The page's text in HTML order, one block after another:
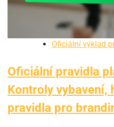
Oficiální výklad
Oficiální pravidla
Kontroly vybavení,
pravidla pro